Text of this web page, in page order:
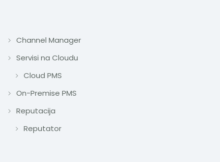
Channel Manager
Servisi na Cloudu
Cloud PMS
On-Premise PMS
Reputacija
Reputator